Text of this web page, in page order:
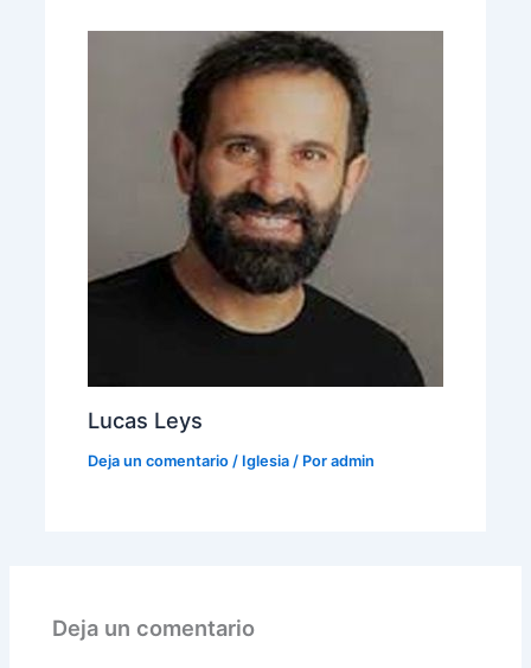
Lucas Leys
Deja un comentario / Iglesia / Por admin
Deja un comentario